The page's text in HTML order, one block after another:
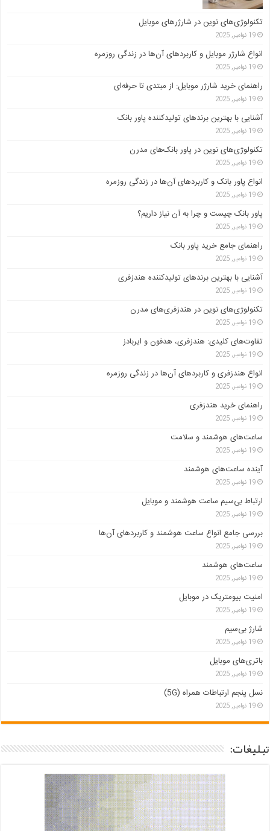
تکنولوژی‌های نوین در شارژرهای موبایل
19 نوامبر, 2025
انواع شارژر موبایل و کاربردهای آن‌ها در زندگی روزمره
19 نوامبر, 2025
راهنمای خرید شارژر موبایل: از مبتدی تا حرفه‌ای
19 نوامبر, 2025
آشنایی با بهترین برندهای تولیدکننده پاور بانک
19 نوامبر, 2025
تکنولوژی‌های نوین در پاور بانک‌های مدرن
19 نوامبر, 2025
انواع پاور بانک و کاربردهای آن‌ها در زندگی روزمره
19 نوامبر, 2025
پاور بانک چیست و چرا به آن نیاز داریم؟
19 نوامبر, 2025
راهنمای جامع خرید پاور بانک
19 نوامبر, 2025
آشنایی با بهترین برندهای تولیدکننده هندزفری
19 نوامبر, 2025
تکنولوژی‌های نوین در هندزفری‌های مدرن
19 نوامبر, 2025
تفاوت‌های کلیدی: هندزفری، هدفون و ایربادز
19 نوامبر, 2025
انواع هندزفری و کاربردهای آن‌ها در زندگی روزمره
19 نوامبر, 2025
راهنمای خرید هندزفری
19 نوامبر, 2025
ساعت‌های هوشمند و سلامت
19 نوامبر, 2025
آینده ساعت‌های هوشمند
19 نوامبر, 2025
ارتباط بی‌سیم ساعت هوشمند و موبایل
19 نوامبر, 2025
بررسی جامع انواع ساعت هوشمند و کاربردهای آن‌ها
19 نوامبر, 2025
ساعت‌های هوشمند
19 نوامبر, 2025
امنیت بیومتریک در موبایل
19 نوامبر, 2025
شارژ بی‌سیم
19 نوامبر, 2025
باتری‌های موبایل
19 نوامبر, 2025
نسل پنجم ارتباطات همراه (5G)
19 نوامبر, 2025
تبلیغات: